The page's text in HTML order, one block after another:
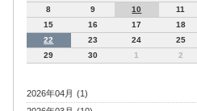
8
9 10 11
15
16 17 18
22
23 24 25
29
30 1 2
2026年04月 (1)